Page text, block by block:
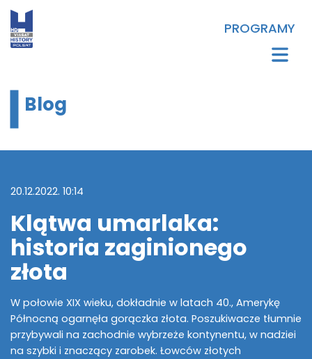
PROGRAMY
Blog
20.12.2022. 10:14
Klątwa umarlaka:
historia zaginionego
złota
W połowie XIX wieku, dokładnie w latach 40., Amerykę
Północną ogarnęła gorączka złota. Poszukiwacze tłumnie
przybywali na zachodnie wybrzeże kontynentu, w nadziei
na szybki i znaczący zarobek. Łowców złotych